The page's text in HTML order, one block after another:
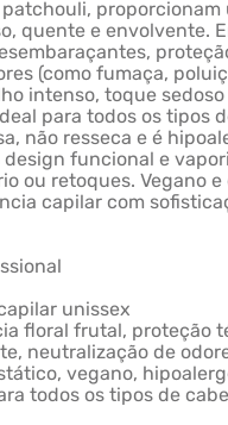
proporcionam
quente e envolvente.
(como fumaça,
intenso, toque
para todos os tipos
não resseca e é
funcional e
ou retoques. Vegano
capilar com
unissex
floral frutal, proteção
neutralização de
vegano,
todos os tipos de